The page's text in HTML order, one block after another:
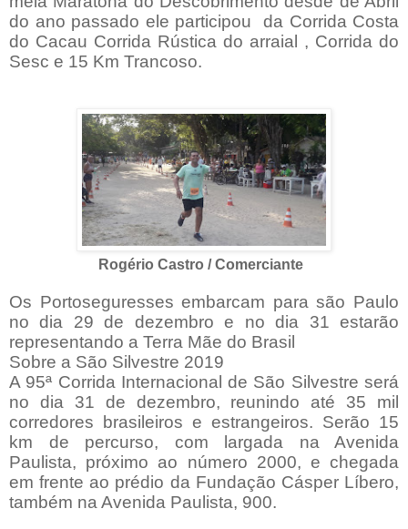
do ano passado ele participou
da Corrida Costa
do Cacau Corrida Rústica do arraial , Corrida do
Sesc e 15 Km Trancoso.
Rogério Castro / Comerciante
Os Portoseguresses embarcam para são Paulo
no dia 29 de dezembro e no dia 31 estarão
representando a Terra Mãe do Brasil
Sobre a São Silvestre 2019
A 95ª Corrida Internacional de São Silvestre será
no dia 31 de dezembro, reunindo até 35 mil
corredores brasileiros e estrangeiros. Serão 15
km de percurso, com largada na Avenida
Paulista, próximo ao número 2000, e chegada
em frente ao prédio da Fundação Cásper Líbero,
também na Avenida Paulista, 900.